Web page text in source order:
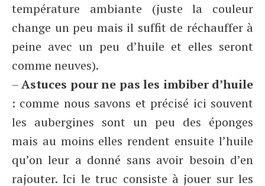
température ambiante (juste la couleur
change un peu mais il suffit de réchauffer à
peine avec un peu d’huile et elles seront
comme neuves).
–Astuces pour ne pas les imbiber d’huile
: comme nous savons et précisé ici souvent
les aubergines sont un peu des éponges
mais au moins elles rendent ensuite l’huile
qu’on leur a donné sans avoir besoin d’en
rajouter. Ici le truc consiste à jouer sur les